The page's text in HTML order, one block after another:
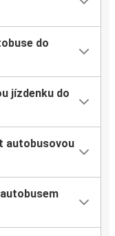
do
jízdenku do
autobusovou